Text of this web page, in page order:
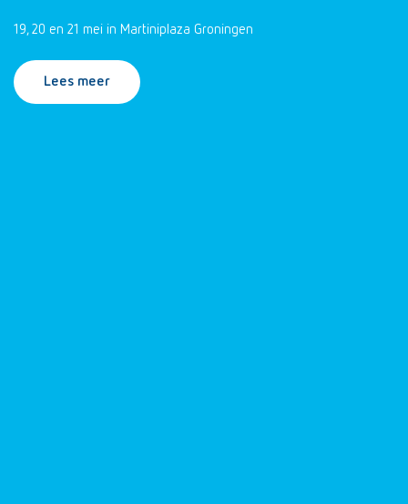
19, 20 en 21 mei in Martiniplaza Groningen
Lees meer